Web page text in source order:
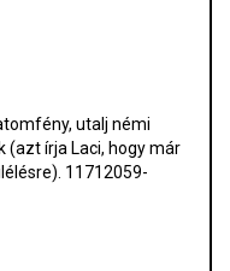
utalj némi
(azt írja Laci, hogy már
11712059-